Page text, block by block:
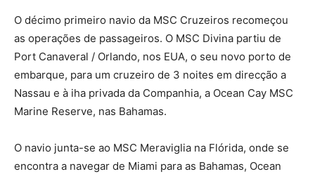
O décimo primeiro navio da MSC Cruzeiros recomeçou
as operações de passageiros. O MSC Divina partiu de
Port Canaveral / Orlando, nos EUA, o seu novo porto de
embarque, para um cruzeiro de 3 noites em direcção a
Nassau e à iha privada da Companhia, a Ocean Cay MSC
Marine Reserve, nas Bahamas.
O navio junta-se ao MSC Meraviglia na Flórida, onde se
encontra a navegar de Miami para as Bahamas, Ocean